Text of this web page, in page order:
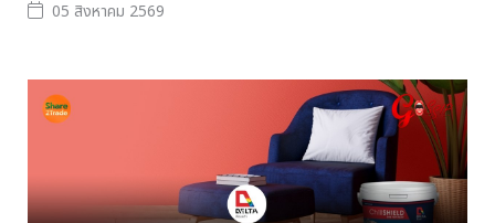
05 สิงหาคม 2569